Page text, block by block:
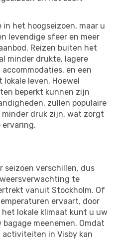
het hoogseizoen, maar u
levendige sfeer en meer
Reizen buiten het
minder drukte, lagere
en een
leven. Hoewel
beperkt kunnen zijn
zullen populaire
druk zijn, wat zorgt
ervaring.
seizoen verschillen, dus
te
vanuit Stockholm. Of
ervaart, door
lokale klimaat kunt u uw
meenemen. Omdat
in Visby kan